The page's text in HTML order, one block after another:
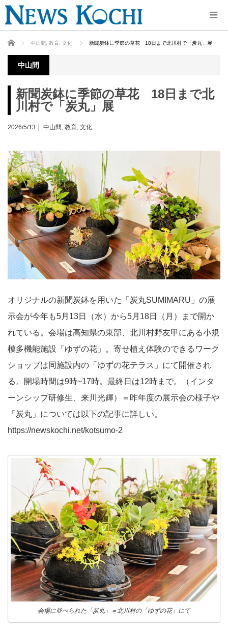
ホーム 中山間 教育 文化 新聞炭鉢に季節の草花 18日まで北川村で「炭丸」展
中山間
新聞炭鉢に季節の草花 18日まで北
川村で「炭丸」展
2026/5/13 中山間 , 教育, 文化
オリジナルの新聞炭鉢を用いた「炭丸SUMIMARU」の展
示会が今年も5月13日（水）から5月18日（月）まで開か
れている。会場は高知県の東部、北川村野友甲にある小規
模多機能施設「ゆずの花」。寄せ植え体験のできるワーク
ショップは同施設内の「ゆずの花テラス」にて開催され
る。開場時間は9時~17時。最終日は12時まで。（インタ
ーンシップ研修生、来川光輝）＝昨年度の展示会の様子や
「炭丸」については以下の記事に詳しい。
https://newskochi.net/kotsumo-2
会場に並べられた「炭丸」＝北川村の「ゆずの花」にて